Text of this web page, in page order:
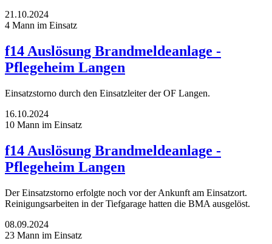
21.10.2024
4 Mann im Einsatz
f14 Auslösung Brandmeldeanlage -
Pflegeheim Langen
Einsatzstorno durch den Einsatzleiter der OF Langen.
16.10.2024
10 Mann im Einsatz
f14 Auslösung Brandmeldeanlage -
Pflegeheim Langen
Der Einsatzstorno erfolgte noch vor der Ankunft am Einsatzort.
Reinigungsarbeiten in der Tiefgarage hatten die BMA ausgelöst.
08.09.2024
23 Mann im Einsatz